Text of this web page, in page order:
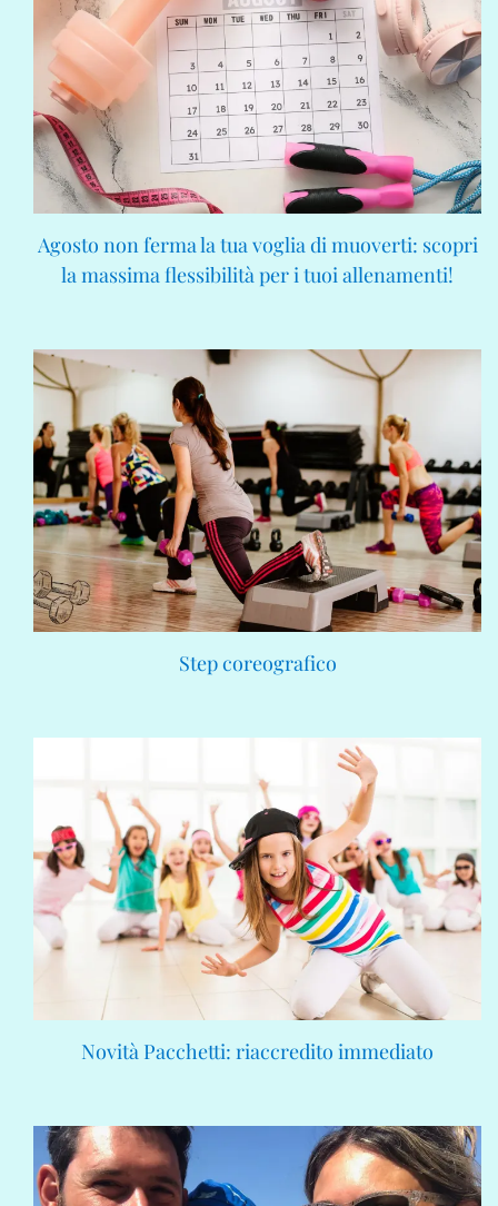
Agosto non ferma la tua voglia di muoverti: scopri
la massima flessibilità per i tuoi allenamenti!
Step coreografico
Novità Pacchetti: riaccredito immediato